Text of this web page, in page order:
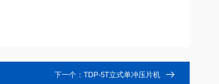
下一个： TDP-5T立式单冲压片机